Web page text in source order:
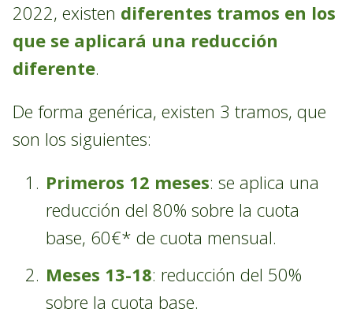
2022, existen diferentes tramos en los
que se aplicará una reducción
diferente.
De forma genérica, existen 3 tramos, que
son los siguientes:
Primeros 12 meses: se aplica una
reducción del 80% sobre la cuota
base, 60€* de cuota mensual.
Meses 13-18: reducción del 50%
sobre la cuota base.